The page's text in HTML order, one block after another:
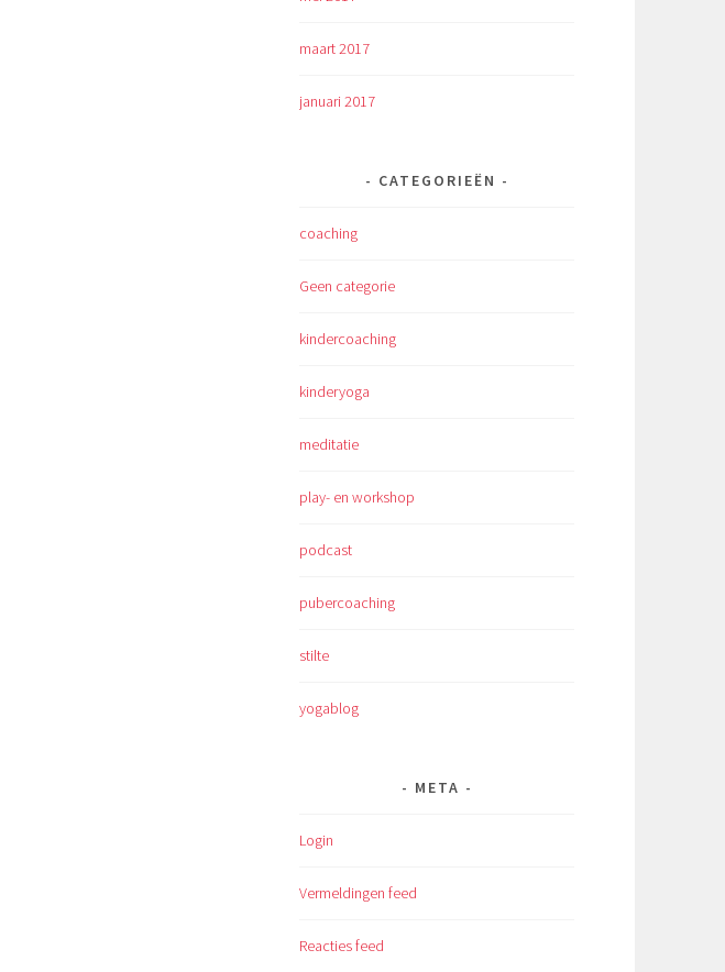
maart 2017
januari 2017
CATEGORIEËN
coaching
Geen categorie
kindercoaching
kinderyoga
meditatie
play- en workshop
podcast
pubercoaching
stilte
yogablog
META
Login
Vermeldingen feed
Reacties feed